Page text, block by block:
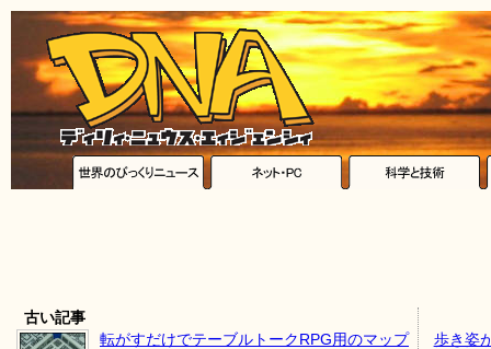
古い記事
転がすだけでテーブルトークRPG用のマップ
歩き姿